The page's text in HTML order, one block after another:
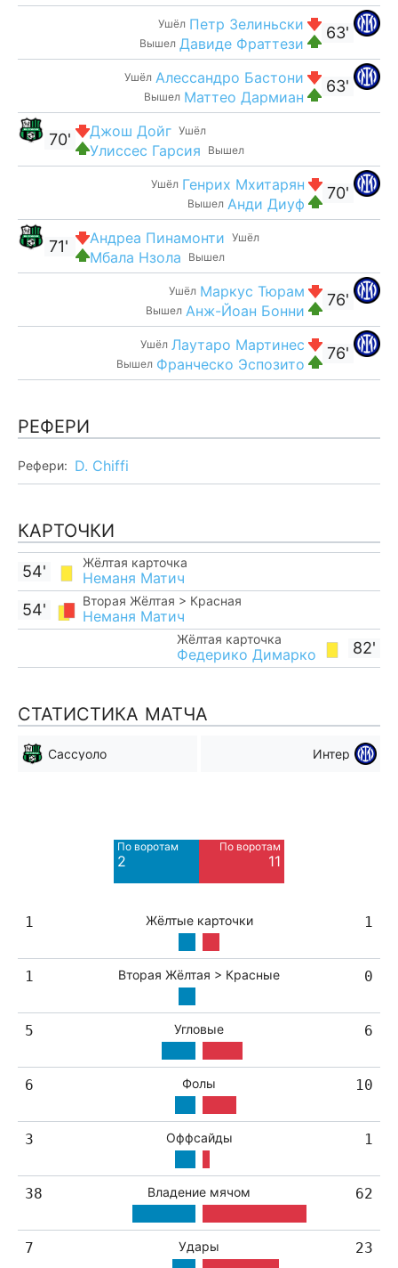
63'
Ушёл Петр Зелиньски
Вышел Давиде Фраттези
63'
Ушёл Алессандро Бастони
Вышел Маттео Дармиан
Ушёл
Джош Дойг
Вышел
Улиссес Гарсия
70'
70'
Ушёл Генрих Мхитарян
Вышел Анди Диуф
Ушёл
Андреа Пинамонти
Вышел
Мбала Нзола
71'
76'
Ушёл Маркус Тюрам
Вышел Анж-Йоан Бонни
76'
Ушёл Лаутаро Мартинес
Вышел Франческо Эспозито
РЕФЕРИ
Рефери: D. Chiffi
КАРТОЧКИ
Жёлтая карточка
Неманя Матич
54'
Вторая Жёлтая > Красная
Неманя Матич
54'
82'
Жёлтая карточка
Федерико Димарко
СТАТИСТИКА МАТЧА
Сассуоло Интер
По воротам
2
По воротам
11
1 Жёлтые карточки 1
1 Вторая Жёлтая > Красные 0
5 Угловые 6
6 Фолы 10
3 Оффсайды 1
38 Владение мячом 62
7 Удары 23